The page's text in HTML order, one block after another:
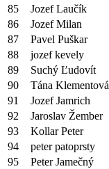
85
Jozef Laučík
86
Jozef Milan
87
Pavel Puškar
88
jozef kevely
89
Suchý Ľudovít
90
Tána Klementová
91
Jozef Jamrich
92
Jaroslav Žember
93
Kollar Peter
94
peter patoprsty
95
Peter Jamečný